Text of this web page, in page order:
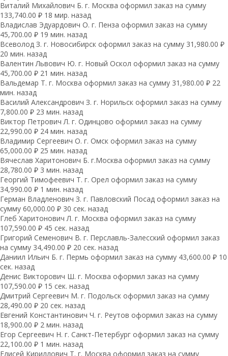
Виталий Михайлович Б. г. Москва оформил заказ на сумму
133,740.00 ₽ 18 мир. назад
Владислав Эдуардович О. г. Пенза оформил заказ на сумму
45,700.00 ₽ 19 мин. назад
Всеволод З. г. Новосибирск оформил заказ на сумму 31,980.00 ₽
20 мин. назад
Валентин Львович Ю. г. Новый Оскол оформил заказ на сумму
45,700.00 ₽ 21 мин. назад
Вальдемар Т. г. Москва оформил заказ на сумму 31,980.00 ₽ 22
мин. назад
Василий Александрович З. г. Норильск оформил заказ на сумму
7,800.00 ₽ 23 мин. назад
Виктор Петрович Л. г. Одинцово оформил заказ на сумму
22,990.00 ₽ 24 мин. назад
Владимир Сергеевич О. г. Омск оформил заказ на сумму
65,000.00 ₽ 25 мин. назад
Вячеслав Харитонович Б. г.Москва оформил заказ на сумму
28,780.00 ₽ 3 мин. назад
Георгий Тимофеевич Т. г. Орел оформил заказ на сумму
34,990.00 ₽ 1 мин. назад
Герман Владленович З. г. Павловский Посад оформил заказ на
сумму 60,000.00 ₽ 30 сек. назад
Глеб Харитонович Л. г. Москва оформил заказ на сумму
107,590.00 ₽ 45 сек. назад
Григорий Семенович В. г. Перславль-Залесский оформил заказ
на сумму 34,490.00 ₽ 20 сек. назад
Даниил Ильич Б. г. Пермь оформил заказ на сумму 43,600.00 ₽ 10
сек. назад
Денис Викторович Ш. г. Москва оформил заказ на сумму
107,590.00 ₽ 15 сек. назад
Дмитрий Сергеевич М. г. Подольск оформил заказ на сумму
28,490.00 ₽ 20 сек. назад
Евгений Константинович Ч. г. Реутов оформил заказ на сумму
18,900.00 ₽ 2 мин. назад
Егор Сергеевич Н. г. Санкт-Петербург оформил заказ на сумму
22,100.00 ₽ 1 мин. назад
Елисей Кириллович Т. г. Москва оформил заказ на сумму